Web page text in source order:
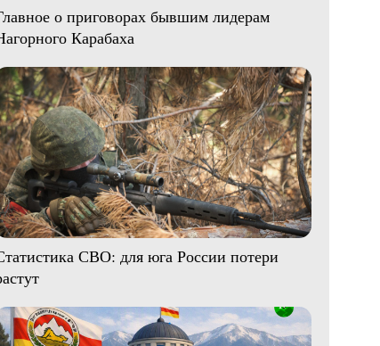
о приговорах бывшим лидерам
Карабаха
СВО: для юга России потери